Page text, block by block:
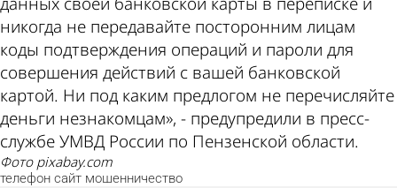
никогда не передавайте посторонним лицам
коды подтверждения операций и пароли для
совершения действий с вашей банковской
картой. Ни под каким предлогом не перечисляйте
деньги незнакомцам», - предупредили в пресс-
службе УМВД России по Пензенской области.
фото pixabay.com
телефон сайт мошенничество